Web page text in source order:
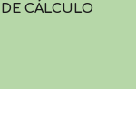
CÁLCULO